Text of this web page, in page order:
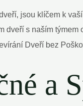
jsou klíčem k
dveří s naším
a